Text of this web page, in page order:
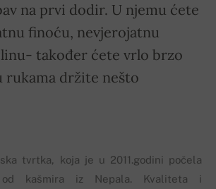
na prvi dodir. U njemu ćete
finoću, nevjerojatnu
također ćete vrlo brzo
držite nešto
tvrtka, koja je u 2011.godini počela
kašmira iz Nepala. Kvaliteta i